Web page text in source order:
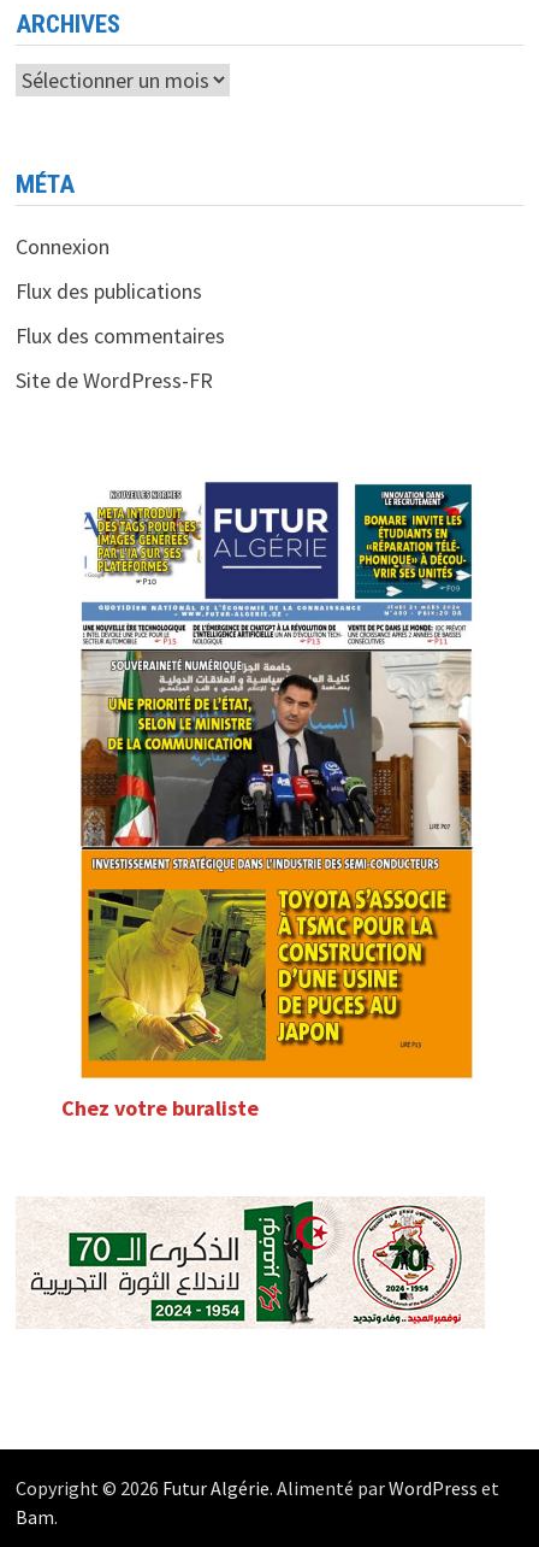
OLED
ARCHIVES
Archives
MÉTA
Connexion
Flux des publications
Flux des commentaires
Site de WordPress-FR
Chez votre buraliste
Copyright © 2026 Futur Algérie. Alimenté parWordPress et
Bam.